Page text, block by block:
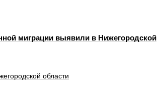
миграции выявили в Нижегородской
области